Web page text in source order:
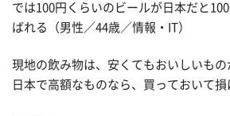
では100円くらいのビールが日本だと
ばれる（男性／44歳／情報・IT）
現地の飲み物は、安くてもおいしいもの
日本で高額なものなら、買っておいて損